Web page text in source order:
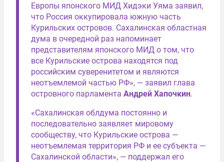
Европы японского МИД Хидэки Уяма заявил,
что Россия оккупировала южную часть
Курильских островов. Сахалинская областная
дума в очередной раз напоминает
представителям японского МИД о том, что
все Курильские острова находятся под
российским суверенитетом и являются
неотъемлемой частью РФ», — заявил глава
островного парламента Андрей Хапочкин.
«Сахалинская облдума постоянно и
последовательно заявляет мировому
сообществу, что Курильские острова —
неотъемлемая территория РФ и ее субъекта —
Сахалинской области», — поддержал его